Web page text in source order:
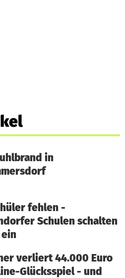
in
fehlen -
Schulen schalten
verliert 44.000 Euro
Glücksspiel - und